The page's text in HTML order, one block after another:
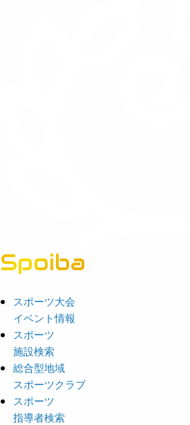
Spoiba
スポーツ大会
イベント情報
スポーツ
施設検索
総合型地域
スポーツクラブ
スポーツ
指導者検索